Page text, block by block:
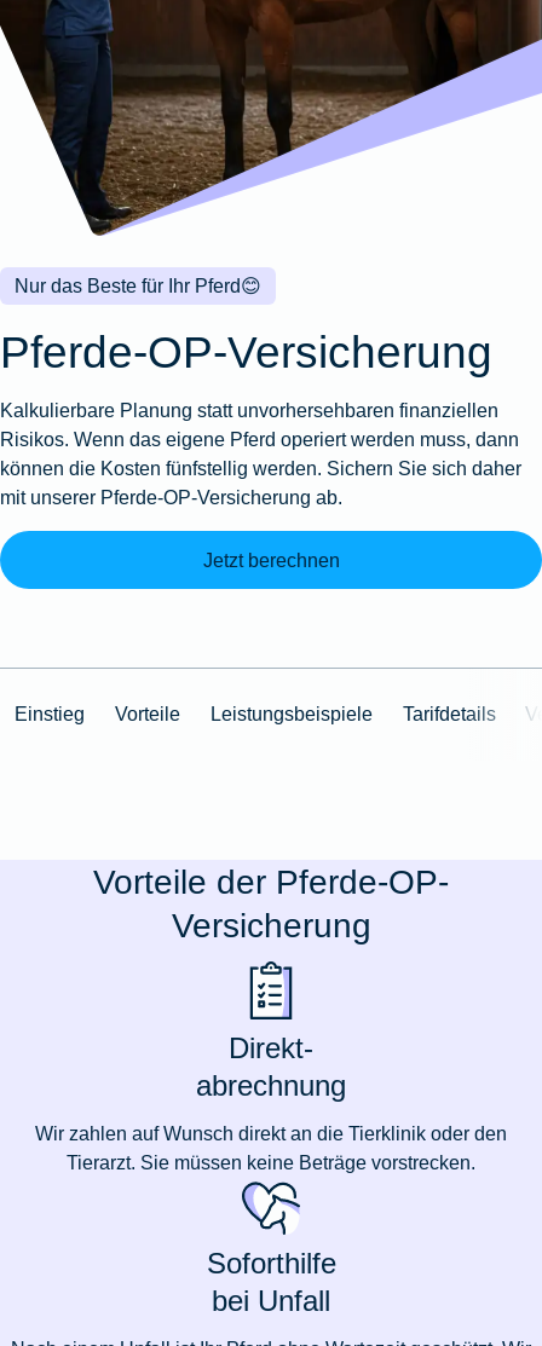
Wohnungsschutzbrief
Zur
Produktübersicht
Gewässerschadenhaftpflicht
Zur
Produktübersicht
Zur
Produktübersicht
Reisehaftpflichtversicherung
Reiserücktrittsversicherung
Zur
Produktübersicht
Zur
Produktübersicht
Zur
Produktübersicht
Zur
Produktübersicht
Montageversicherung
Zur
Produktübersicht
Gruppenunfall für
Betriebe
Gruppenunfall für
Vereine
Produktübersicht
Kunstversicherung
Ausstellungsversicherung
Valorenversicherung
Oldtimersammlungsversicherung
Zur
😊
Nur das Beste für Ihr Pferd
Pferde-OP-Versicherung
Kalkulierbare Planung statt unvorhersehbaren finanziellen
Risikos. Wenn das eigene Pferd operiert werden muss, dann
können die Kosten fünfstellig werden. Sichern Sie sich daher
mit unserer Pferde-OP-Versicherung ab.
Jetzt berechnen
Einstieg Vorteile Leistungsbeispiele Tarifdetails
Vorteile der Pferde-OP-
Versicherung
Direkt-
abrechnung
Wir zahlen auf Wunsch direkt an die Tierklinik oder den
Tierarzt. Sie müssen keine Beträge vorstrecken.
Soforthilfe
bei Unfall